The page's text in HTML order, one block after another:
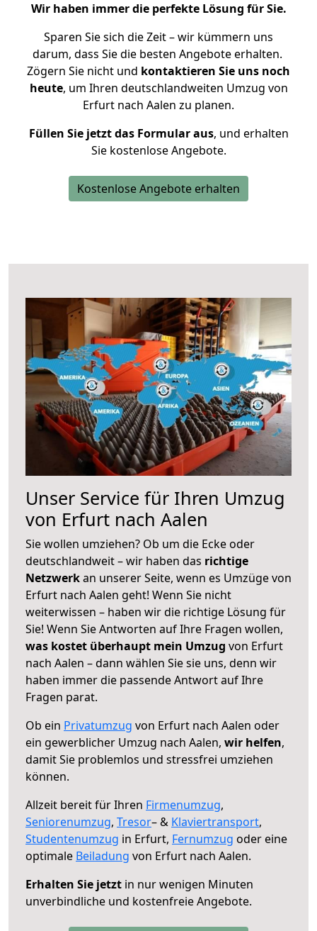
Wir haben immer die perfekte Lösung für Sie.
Sparen Sie sich die Zeit – wir kümmern uns
darum, dass Sie die besten Angebote erhalten.
Zögern Sie nicht und kontaktieren Sie uns noch
heute, um Ihren deutschlandweiten Umzug von
Erfurt nach Aalen zu planen.
Füllen Sie jetzt das Formular aus, und erhalten
Sie kostenlose Angebote.
Kostenlose Angebote erhalten
Unser Service für Ihren Umzug
von Erfurt nach Aalen
Sie wollen umziehen? Ob um die Ecke oder
deutschlandweit – wir haben das richtige
Netzwerkan unserer Seite, wenn es Umzüge von
Erfurt nach Aalen geht! Wenn Sie nicht
weiterwissen – haben wir die richtige Lösung für
Sie! Wenn Sie Antworten auf Ihre Fragen wollen,
was kostet überhaupt mein Umzug von Erfurt
nach Aalen – dann wählen Sie sie uns, denn wir
haben immer die passende Antwort auf Ihre
Fragen parat.
Ob ein Privatumzug von Erfurt nach Aalen oder
ein gewerblicher Umzug nach Aalen, wir helfen,
damit Sie problemlos und stressfrei umziehen
können.
Allzeit bereit für Ihren Firmenumzug,
Seniorenumzug, Tresor– & Klaviertransport,
Studentenumzug in Erfurt, Fernumzug oder eine
optimale Beiladung von Erfurt nach Aalen.
Erhalten Sie jetzt in nur wenigen Minuten
unverbindliche und kostenfreie Angebote.